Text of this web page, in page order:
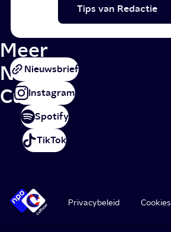
Tips van Redactie
Meer
NPO
Cultuur
Nieuwsbrief
Instagram
Spotify
TikTok
Privacybeleid Cookies